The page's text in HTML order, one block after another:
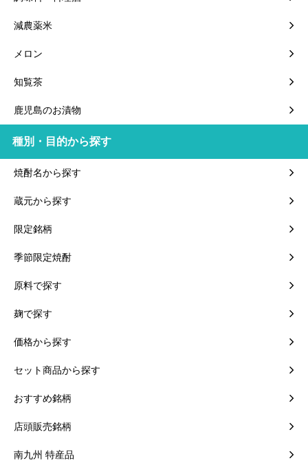
減農薬米
メロン
知覧茶
鹿児島のお漬物
種別・目的から探す
焼酎名から探す
蔵元から探す
限定銘柄
季節限定焼酎
原料で探す
麹で探す
価格から探す
セット商品から探す
おすすめ銘柄
店頭販売銘柄
南九州 特産品